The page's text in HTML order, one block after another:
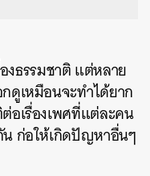
งธรรมชาติ แต่หลาย
ดูเหมือนจะทำได้ยาก
อเรื่องเพศที่แต่ละคน
น ก่อให้เกิดปัญหาอื่นๆ